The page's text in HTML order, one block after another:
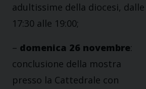
adultissime della diocesi, dalle
17:30 alle 19:00;
– domenica 26 novembre:
conclusione della mostra
presso la Cattedrale con